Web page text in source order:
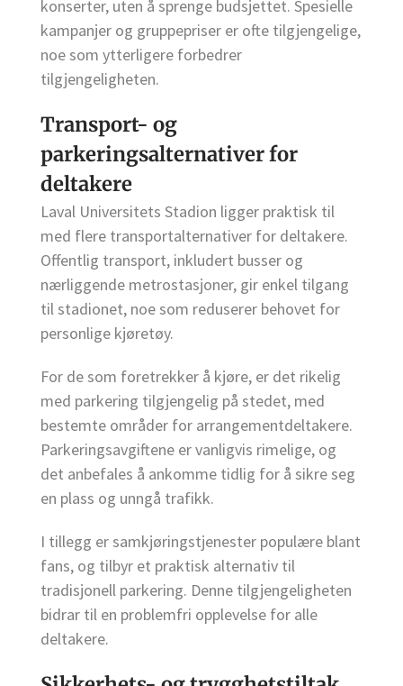
konserter, uten å sprenge budsjettet. Spesielle
kampanjer og gruppepriser er ofte tilgjengelige,
noe som ytterligere forbedrer
tilgjengeligheten.
Transport- og
parkeringsalternativer for
deltakere
Laval Universitets Stadion ligger praktisk til
med flere transportalternativer for deltakere.
Offentlig transport, inkludert busser og
nærliggende metrostasjoner, gir enkel tilgang
til stadionet, noe som reduserer behovet for
personlige kjøretøy.
For de som foretrekker å kjøre, er det rikelig
med parkering tilgjengelig på stedet, med
bestemte områder for arrangementdeltakere.
Parkeringsavgiftene er vanligvis rimelige, og
det anbefales å ankomme tidlig for å sikre seg
en plass og unngå trafikk.
I tillegg er samkjøringstjenester populære blant
fans, og tilbyr et praktisk alternativ til
tradisjonell parkering. Denne tilgjengeligheten
bidrar til en problemfri opplevelse for alle
deltakere.